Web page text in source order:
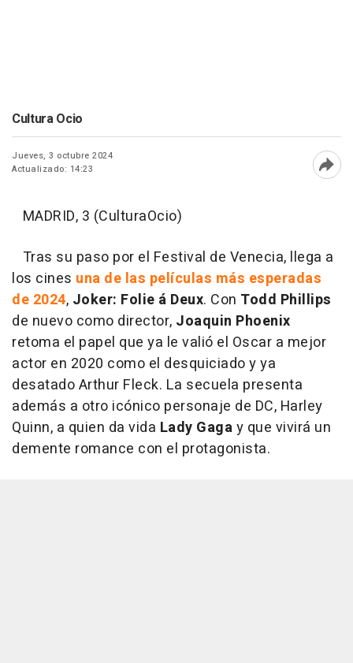
Cultura Ocio
Jueves, 3 octubre 2024
Actualizado: 14:23
MADRID, 3 (CulturaOcio)
Tras su paso por el Festival de Venecia, llega a
los cines una de las películas más esperadas
de 2024, Joker: Folie á Deux. Con Todd Phillips
de nuevo como director, Joaquin Phoenix
retoma el papel que ya le valió el Oscar a mejor
actor en 2020 como el desquiciado y ya
desatado Arthur Fleck. La secuela presenta
además a otro icónico personaje de DC, Harley
Quinn, a quien da vida Lady Gagay que vivirá un
demente romance con el protagonista.